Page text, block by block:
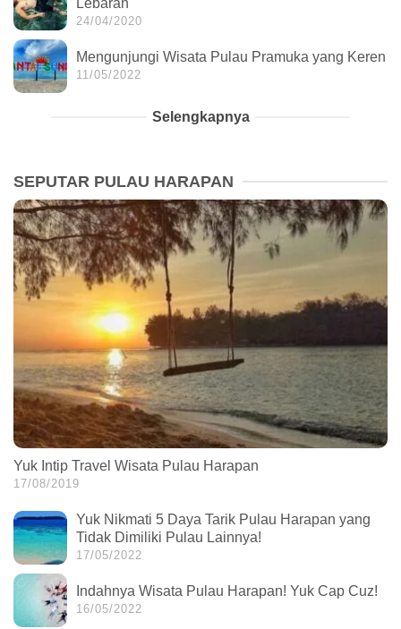
24/04/2020
Mengunjungi Wisata Pulau Pramuka yang Keren
11/05/2022
Selengkapnya
SEPUTAR PULAU HARAPAN
Yuk Intip Travel Wisata Pulau Harapan
17/08/2019
Yuk Nikmati 5 Daya Tarik Pulau Harapan yang
Tidak Dimiliki Pulau Lainnya!
17/05/2022
Indahnya Wisata Pulau Harapan! Yuk Cap Cuz!
16/05/2022